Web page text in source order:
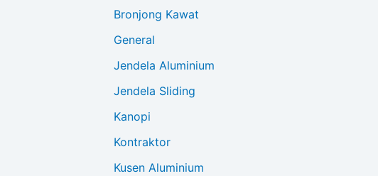
Bronjong Kawat
General
Jendela Aluminium
Jendela Sliding
Kanopi
Kontraktor
Kusen Aluminium